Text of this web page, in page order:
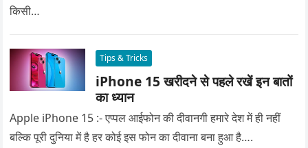
किसी…
Tips & Tricks
iPhone 15 खरीदने से पहले रखें इन बातों
का ध्यान
Apple iPhone 15 :- एप्पल आईफोन की दीवानगी हमारे देश में ही नहीं
बल्कि पूरी दुनिया में है हर कोई इस फोन का दीवाना बना हुआ है….